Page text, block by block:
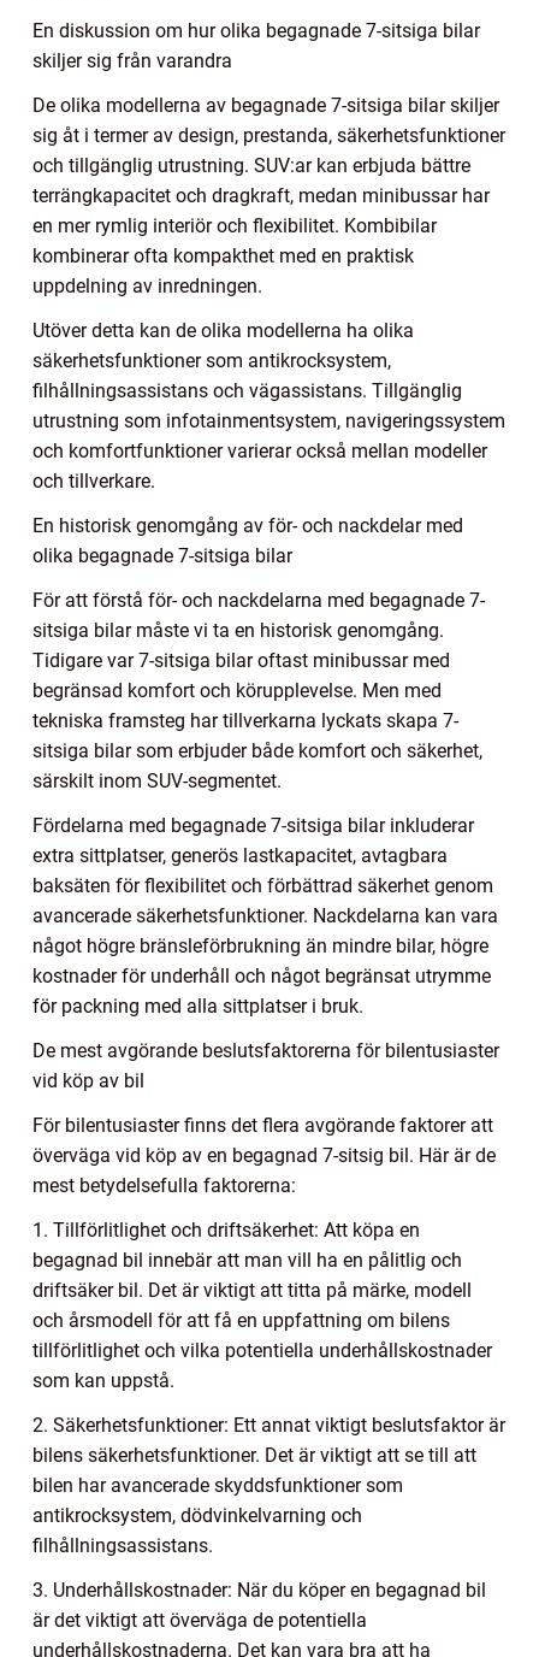
En diskussion om hur olika begagnade 7-sitsiga bilar
skiljer sig från varandra
De olika modellerna av begagnade 7-sitsiga bilar skiljer
sig åt i termer av design, prestanda, säkerhetsfunktioner
och tillgänglig utrustning. SUV:ar kan erbjuda bättre
terrängkapacitet och dragkraft, medan minibussar har
en mer rymlig interiör och flexibilitet. Kombibilar
kombinerar ofta kompakthet med en praktisk
uppdelning av inredningen.
Utöver detta kan de olika modellerna ha olika
säkerhetsfunktioner som antikrocksystem,
filhållningsassistans och vägassistans. Tillgänglig
utrustning som infotainmentsystem, navigeringssystem
och komfortfunktioner varierar också mellan modeller
och tillverkare.
En historisk genomgång av för- och nackdelar med
olika begagnade 7-sitsiga bilar
För att förstå för- och nackdelarna med begagnade 7-
sitsiga bilar måste vi ta en historisk genomgång.
Tidigare var 7-sitsiga bilar oftast minibussar med
begränsad komfort och körupplevelse. Men med
tekniska framsteg har tillverkarna lyckats skapa 7-
sitsiga bilar som erbjuder både komfort och säkerhet,
särskilt inom SUV-segmentet.
Fördelarna med begagnade 7-sitsiga bilar inkluderar
extra sittplatser, generös lastkapacitet, avtagbara
baksäten för flexibilitet och förbättrad säkerhet genom
avancerade säkerhetsfunktioner. Nackdelarna kan vara
något högre bränsleförbrukning än mindre bilar, högre
kostnader för underhåll och något begränsat utrymme
för packning med alla sittplatser i bruk.
De mest avgörande beslutsfaktorerna för bilentusiaster
vid köp av bil
För bilentusiaster finns det flera avgörande faktorer att
överväga vid köp av en begagnad 7-sitsig bil. Här är de
mest betydelsefulla faktorerna:
1. Tillförlitlighet och driftsäkerhet: Att köpa en
begagnad bil innebär att man vill ha en pålitlig och
driftsäker bil. Det är viktigt att titta på märke, modell
och årsmodell för att få en uppfattning om bilens
tillförlitlighet och vilka potentiella underhållskostnader
som kan uppstå.
2. Säkerhetsfunktioner: Ett annat viktigt beslutsfaktor är
bilens säkerhetsfunktioner. Det är viktigt att se till att
bilen har avancerade skyddsfunktioner som
antikrocksystem, dödvinkelvarning och
filhållningsassistans.
3. Underhållskostnader: När du köper en begagnad bil
är det viktigt att överväga de potentiella
underhållskostnaderna. Det kan vara bra att ha